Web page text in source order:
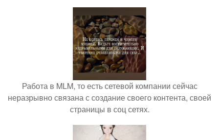
Работа в MLM, то есть сетевой компании сейчас
неразрывно связана с создание своего контента, своей
страницы в соц сетях.